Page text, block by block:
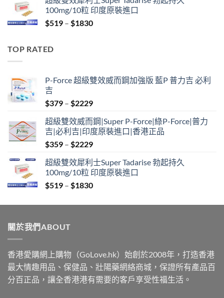
$829
through
$2129
100mg/10粒 印度原裝進口
$519 – $1830Price
TOP RATED
P-Force 超級雙效威而鋼加強版 藍P 普力吉 必利
吉
$379 – $2229Price
$379
through
$2229
超級雙效威而鋼|Super P-Force|綠P-Force|普力
吉|必利吉|印度原裝進口|香港正品
$359 – $2229Price
$359
through
$2229
超級雙效犀利士Super Tadarise 勃起持久
100mg/10粒 印度原裝進口
$519 – $1830Price
$519
關於我們ABOUT
香港愛購網上購物（GoLove.hk）始創於2008年，打造香港
最大情趣用品、保健品、壯陽藥網絡商城，保證所有產品百
分百正品，讓全香港港有需要的客戶享受性福生活。